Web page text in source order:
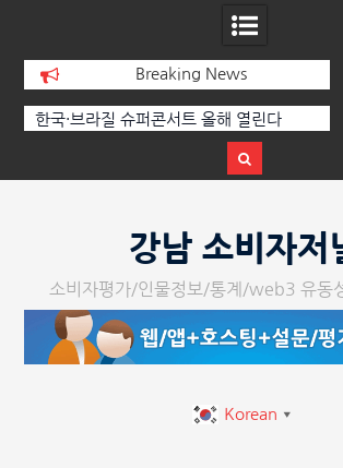
Breaking News
질 슈퍼콘서트 올해 열린다
[정봉수 칼
강남 소비자저
소비자평가/인물정보/통계/web3 유동
Korean ▼